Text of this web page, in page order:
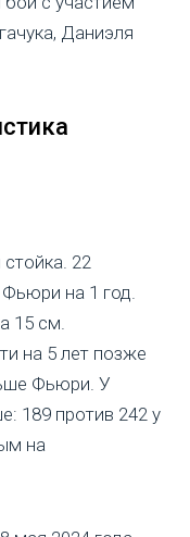
Даниэля
22
на 1 год.
15 см.
на 5 лет позже
Фьюри. У
189 против 242 у
на